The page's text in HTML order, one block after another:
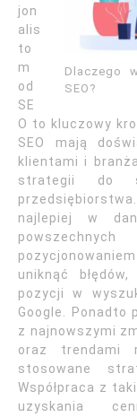
Dlaczego
SEO?
jon
alis
to
m
od
SE
O to kluczowy
SEO mają
klientami i
strategii do
najlepiej w
uniknąć
pozycji w
Google. Ponadto
z najnowszymi
oraz trendami
stosowane
Współpraca z
uzyskania